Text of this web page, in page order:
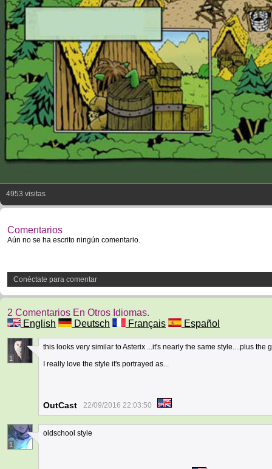
4953 visitas
Comentarios
Aún no se ha escrito ningún comentario.
Conéctate para comentar
2 Comentarios En Otros Idiomas.
English
Deutsch Français Español
1
this looks very similar to Asterix ...it's nearly the same style....plus the
I really love the style it's portrayed as...
OutCast 22/09/2016 22:03:50
1
oldschool style